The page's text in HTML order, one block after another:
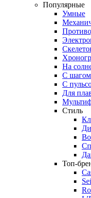
Популярные
Умные
На
С
С
Для
Стиль
Топ-